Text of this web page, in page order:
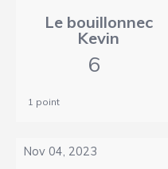
Le bouillonnec
Kevin
6
1 point
Nov 04, 2023